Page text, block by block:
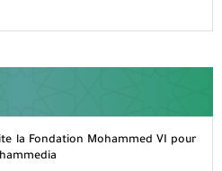
la Fondation Mohammed VI pour